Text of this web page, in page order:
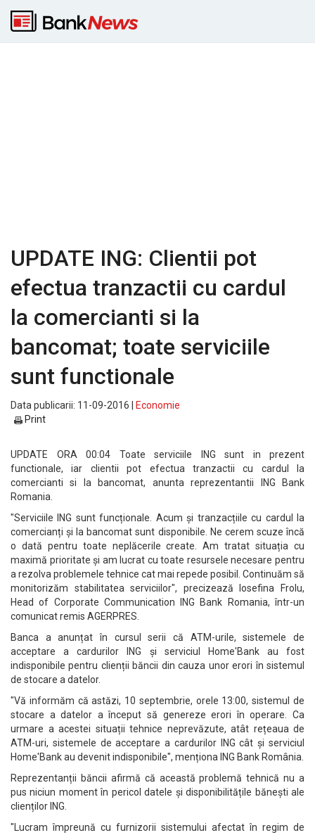
UPDATE ING: Clientii pot
efectua tranzactii cu cardul
la comercianti si la
bancomat; toate serviciile
sunt functionale
Data publicarii: 11-09-2016 |
Economie
Print
UPDATE ORA 00:04 Toate serviciile ING sunt in prezent
functionale, iar clientii pot efectua tranzactii cu cardul la
comercianti si la bancomat, anunta reprezentantii ING Bank
Romania.
"Serviciile ING sunt funcționale. Acum și tranzacțiile cu cardul la
comercianți și la bancomat sunt disponibile. Ne cerem scuze încă
o dată pentru toate neplăcerile create. Am tratat situația cu
maximă prioritate și am lucrat cu toate resursele necesare pentru
a rezolva problemele tehnice cat mai repede posibil. Continuăm să
monitorizăm stabilitatea serviciilor", precizează Iosefina Frolu,
Head of Corporate Communication ING Bank Romania, într-un
comunicat remis AGERPRES.
Banca a anunțat în cursul serii că ATM-urile, sistemele de
acceptare a cardurilor ING și serviciul Home'Bank au fost
indisponibile pentru clienții băncii din cauza unor erori în sistemul
de stocare a datelor.
"Vă informăm că astăzi, 10 septembrie, orele 13:00, sistemul de
stocare a datelor a început să genereze erori în operare. Ca
urmare a acestei situații tehnice neprevăzute, atât rețeaua de
ATM-uri, sistemele de acceptare a cardurilor ING cât și serviciul
Home'Bank au devenit indisponibile", menționa ING Bank România.
Reprezentanții băncii afirmă că această problemă tehnică nu a
pus niciun moment în pericol datele și disponibilitățile bănești ale
clienților ING.
"Lucram împreună cu furnizorii sistemului afectat în regim de